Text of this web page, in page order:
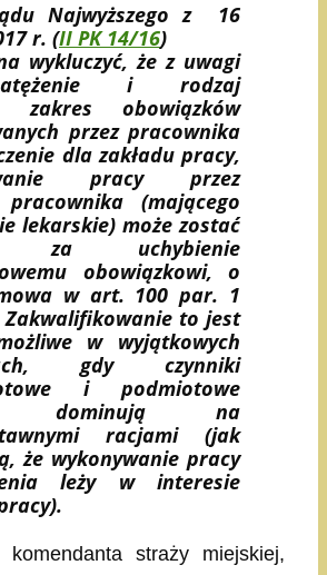
Najwyższego z 16
r. (II PK 14/16)
wykluczyć, że z uwagi
i rodzaj
zakres obowiązków
przez pracownika
dla zakładu pracy,
pracy przez
(mającego
lekarskie) może zostać
za uchybienie
obowiązkowi, o
w art. 100 par. 1
to jest
w wyjątkowych
gdy czynniki
i podmiotowe
dominują na
racjami (jak
że wykonywanie pracy
leży w interesie
komendanta straży miejskiej,